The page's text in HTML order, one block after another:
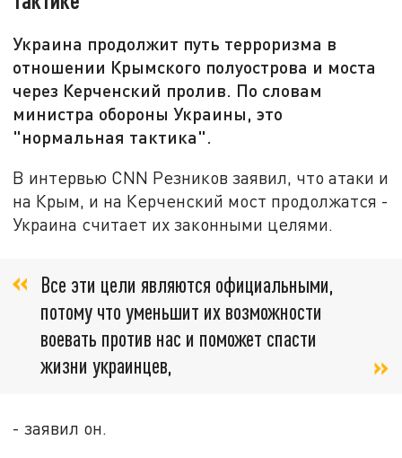
Украина продолжит путь терроризма в
отношении Крымского полуострова и моста
через Керченский пролив. По словам
министра обороны Украины, это
"нормальная тактика".
В интервью CNN Резников заявил, что атаки и
на Крым, и на Керченский мост продолжатся -
Украина считает их законными целями.
Все эти цели являются официальными,
потому что уменьшит их возможности
воевать против нас и поможет спасти
жизни украинцев,
- заявил он.